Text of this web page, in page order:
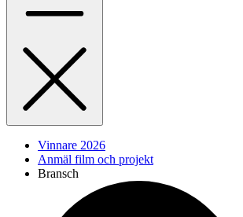
Vinnare 2026
Anmäl film och projekt
Bransch